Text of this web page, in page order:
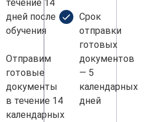
течение 14
дней после
обучения
Отправим
готовые
документы
в течение 14
календарных
Срок
отправки
готовых
документов
— 5
календарных
дней